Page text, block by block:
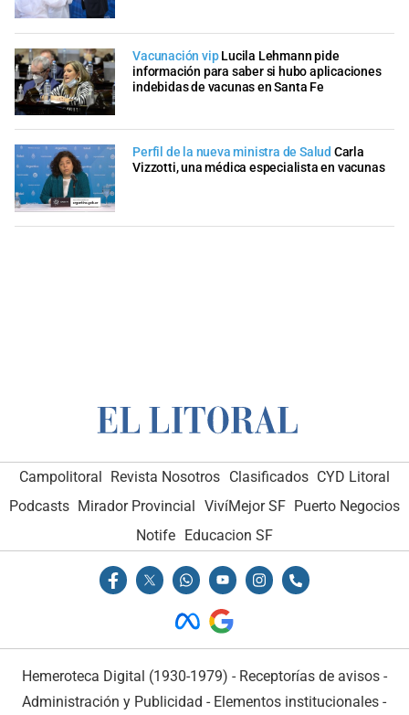
Vacunación vip Lucila Lehmann pide
información para saber si hubo aplicaciones
indebidas de vacunas en Santa Fe
Perfil de la nueva ministra de Salud Carla
Vizzotti, una médica especialista en vacunas
Campolitoral Revista Nosotros Clasificados CYD Litoral
Podcasts Mirador Provincial VivíMejor SF Puerto Negocios
Notife
Educacion SF
Hemeroteca Digital (1930-1979) - Receptorías de avisos -
Administración y Publicidad - Elementos institucionales -